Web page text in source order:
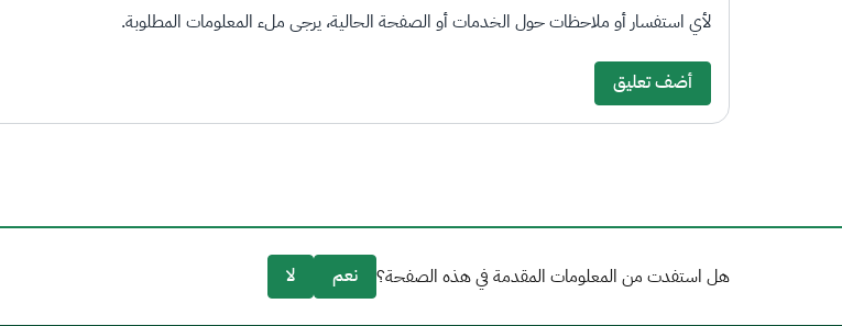
لأي استفسار أو ملاحظات حول الخدمات أو الصفحة الحالية، يرجى ملء المعلومات المطلوبة.
أضف تعليق
هل استفدت من المعلومات المقدمة في هذه الصفحة؟ نعم لا